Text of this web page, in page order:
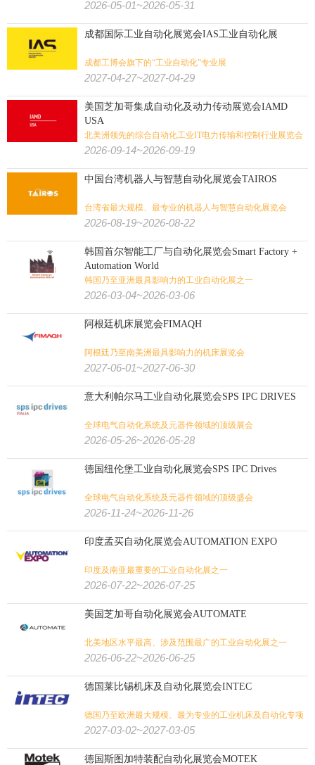
2026-05-01~2026-05-31
成都国际工业自动化展览会IAS工业自动化展
成都工博会旗下的“工业自动化”专业展
2027-04-27~2027-04-29
美国芝加哥集成自动化及动力传动展览会IAMD
USA
北美洲领先的综合自动化工业IT电力传输和控制行业展览会
2026-09-14~2026-09-19
中国台湾机器人与智慧自动化展览会TAIROS
台湾省最大规模、最专业的机器人与智慧自动化展览会
2026-08-19~2026-08-22
韩国首尔智能工厂与自动化展览会Smart Factory +
Automation World
韩国乃至亚洲最具影响力的工业自动化展之一
2026-03-04~2026-03-06
阿根廷机床展览会FIMAQH
阿根廷乃至南美洲最具影响力的机床展览会
2027-06-01~2027-06-30
意大利帕尔马工业自动化展览会SPS IPC DRIVES
全球电气自动化系统及元器件领域的顶级展会
2026-05-26~2026-05-28
德国纽伦堡工业自动化展览会SPS IPC Drives
全球电气自动化系统及元器件领域的顶级盛会
2026-11-24~2026-11-26
印度孟买自动化展览会AUTOMATION EXPO
印度及南亚最重要的工业自动化展之一
2026-07-22~2026-07-25
美国芝加哥自动化展览会AUTOMATE
北美地区水平最高、涉及范围最广的工业自动化展之一
2026-06-22~2026-06-25
德国莱比锡机床及自动化展览会INTEC
德国乃至欧洲最大规模、最为专业的工业机床及自动化专项
展
2027-03-02~2027-03-05
德国斯图加特装配自动化展览会MOTEK